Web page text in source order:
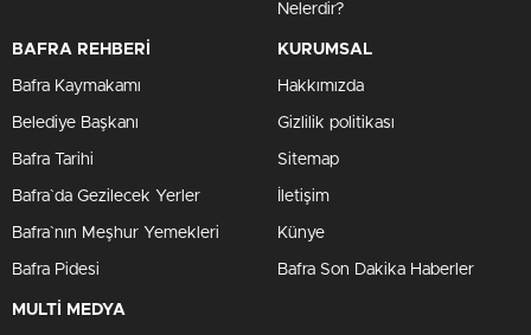
Nelerdir?
BAFRA REHBERİ
Bafra Kaymakamı
Belediye Başkanı
Bafra Tarihi
Bafra`da Gezilecek Yerler
Bafra`nın Meşhur Yemekleri
Bafra Pidesi
KURUMSAL
Hakkımızda
Gizlilik politikası
Sitemap
İletişim
Künye
Bafra Son Dakika Haberler
MULTİ MEDYA